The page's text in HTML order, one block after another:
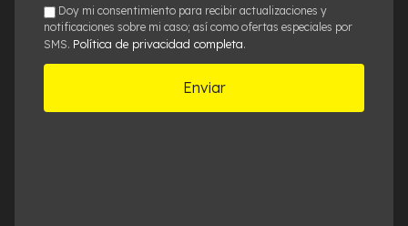
Caso*
smsDoy mi consentimiento para recibir actualizaciones y
notificaciones sobre mi caso; así como ofertas especiales por
SMS. Política de privacidad completa.